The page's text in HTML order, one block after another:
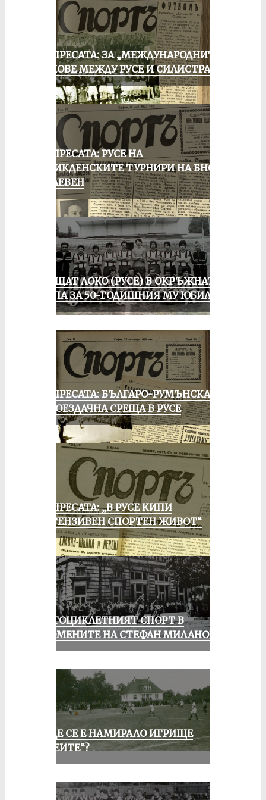
ОТ ПРЕСАТА: ЗА „МЕЖДУНАРОДНИТЕ“
МАЧОВЕ МЕЖДУ РУСЕ И СИЛИСТРА
ОТ ПРЕСАТА: РУСЕ НА
ВЕЛИКДЕНСКИТЕ ТУРНИРИ НА БНСФ
В ПЛЕВЕН
ПРАЩАТ ЛОКО (РУСЕ) В ОКРЪЖНАТА
ГРУПА ЗА 50-ГОДИШНИЯ МУ ЮБИЛЕЙ
ОТ ПРЕСАТА: БЪЛГАРО-РУМЪНСКА
КОЛОЕЗДАЧНА СРЕЩА В РУСЕ
ОТ ПРЕСАТА: „В РУСЕ КИПИ
ИНТЕНЗИВЕН СПОРТЕН ЖИВОТ“
МОТОЦИКЛЕТНИЯТ СПОРТ В
СПОМЕНИТЕ НА СТЕФАН МИЛАНОВ
КЪДЕ СЕ Е НАМИРАЛО ИГРИЩЕ
„АЛЕИТЕ“?